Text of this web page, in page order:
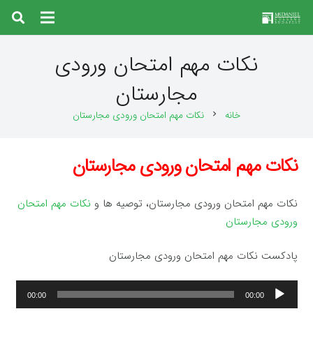
نکات مهم امتحان ورودی
مجارستان
خانه chevron_right نکات مهم امتحان ورودی مجارستان
نکات مهم امتحان ورودی مجارستان
نکات مهم امتحان ورودی مجارستان، توصیه ها و نکات مهم امتحان
ورودی مجارستان
پادکست نکات مهم امتحان ورودی مجارستان
پخش‌کننده
صوت
00:00
00:00